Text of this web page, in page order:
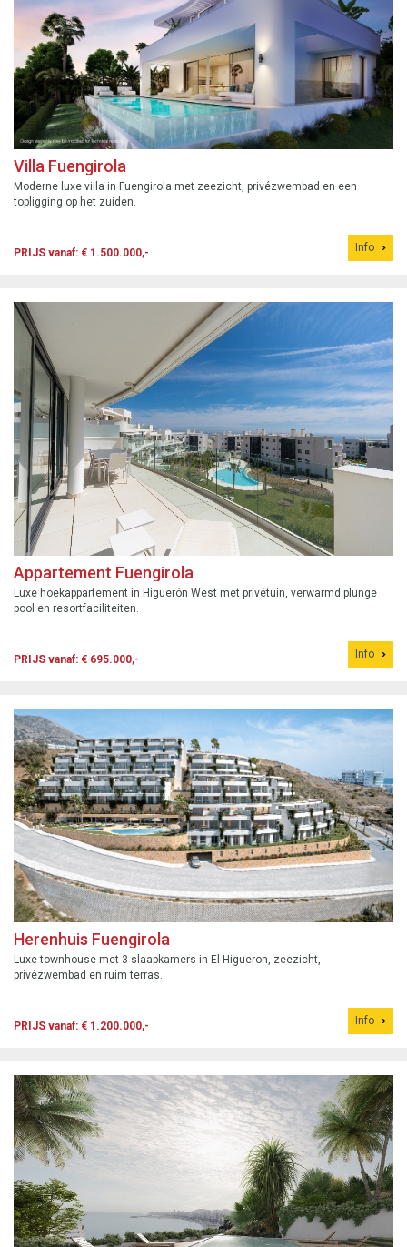
Villa Fuengirola
Moderne luxe villa in Fuengirola met zeezicht, privézwembad en een
topligging op het zuiden.
PRIJS vanaf: € 1.500.000,- Info
Appartement Fuengirola
Luxe hoekappartement in Higuerón West met privétuin, verwarmd plunge
pool en resortfaciliteiten.
PRIJS vanaf: € 695.000,- Info
Herenhuis Fuengirola
Luxe townhouse met 3 slaapkamers in El Higueron, zeezicht,
privézwembad en ruim terras.
PRIJS vanaf: € 1.200.000,- Info